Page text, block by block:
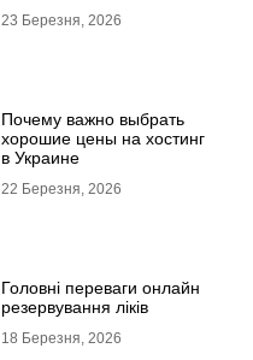
23 Березня, 2026
Почему важно выбрать
хорошие цены на хостинг
в Украине
22 Березня, 2026
Головні переваги онлайн
резервування ліків
18 Березня, 2026